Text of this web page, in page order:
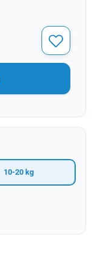
10-20 kg